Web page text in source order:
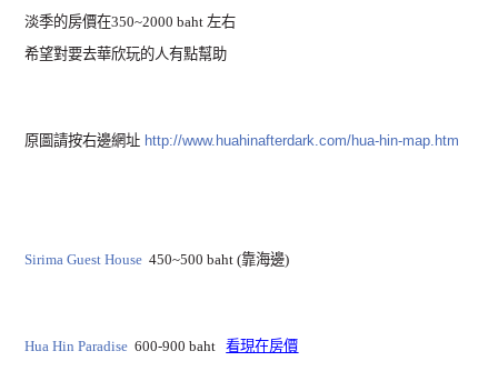
淡季的房價在350~2000 baht 左右
希望對要去華欣玩的人有點幫助
原圖請按右邊網址 http://www.huahinafterdark.com/hua-hin-map.htm
Sirima Guest House 450~500 baht (靠海邊)
Hua Hin Paradise 600-900 baht看現在房價